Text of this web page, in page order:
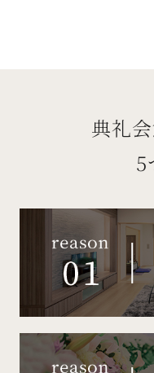
典礼
5